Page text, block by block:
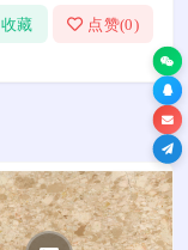
收藏 点赞(0)